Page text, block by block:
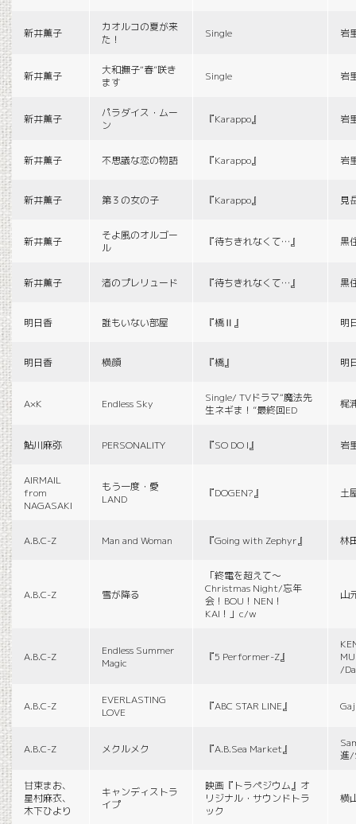
新井薫子
カオルコの夏が来
た！
Single 岩
新井薫子
大和撫子“春”咲き
ます
Single 岩
新井薫子
パラダイス・ムー
ン
『Karappo』 岩
新井薫子 不思議な恋の物語 『Karappo』 岩
新井薫子 第３の女の子 『Karappo』 見
新井薫子
そよ風のオルゴー
ル
『待ちきれなくて…』 黒
新井薫子 渚のプレリュード 『待ちきれなくて…』 黒
明日香 誰もいない部屋 『橋Ⅱ』 明
明日香 横顔 『橋』 明
A×K Endless Sky
Single/ TVドラマ“魔法先
生ネギま！”最終回ED
梶
鮎川麻弥 PERSONALITY 『SO DO I』 岩
AIRMAIL
from
NAGASAKI
もう一度・愛
LAND
『DOGEN?』 土
A.B.C-Z Man and Woman 『Going with Zephyr』 林
A.B.C-Z 雪が降る
「終電を超えて～
Christmas Night/忘年
会！BOU！NEN！
KAI！」c/w
山
A.B.C-Z
Endless Summer
Magic
『5 Performer-Z』
/
A.B.C-Z
EVERLASTING
LOVE
『ABC STAR LINE』
A.B.C-Z メクルメク 『A.B.Sea Market』
進/
甘束まお、
星村麻衣、
木下ひより
キャンディストラ
イプ
映画『トラペジウム』オ
リジナル・サウンドトラ
ック
横